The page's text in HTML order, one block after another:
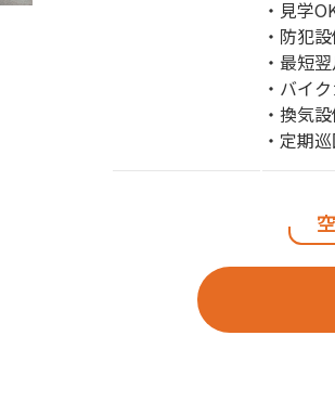
・見学
・防犯
・最短
・バイ
・換気
・定期